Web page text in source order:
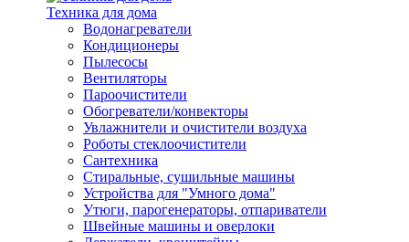
Техника для дома
Водонагреватели
Кондиционеры
Пылесосы
Вентиляторы
Пароочистители
Обогреватели/конвекторы
Увлажнители и очистители воздуха
Роботы стеклоочистители
Сантехника
Стиральные, сушильные машины
Устройства для "Умного дома"
Утюги, парогенераторы, отпариватели
Швейные машины и оверлоки